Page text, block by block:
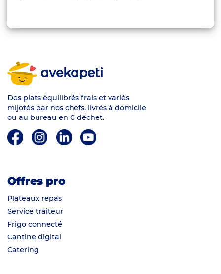
avekapeti
Des plats équilibrés frais et variés
mijotés par nos chefs, livrés à domicile
ou au bureau en 0 déchet.
Offres pro
Plateaux repas
Service traiteur
Frigo connecté
Cantine digital
Catering